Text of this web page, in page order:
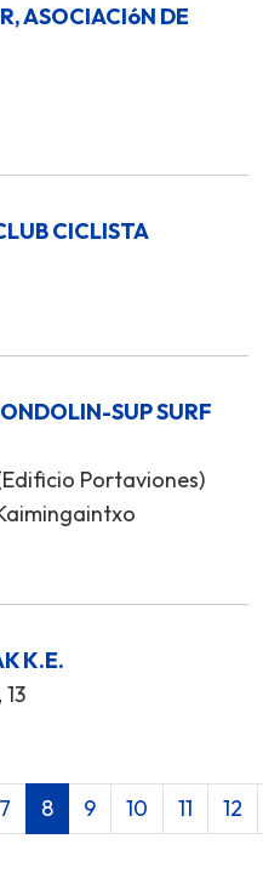
ASOCIACIóN DE
CICLISTA
SUP SURF
Portaviones)
K.E.
7 8 9 10 11 12